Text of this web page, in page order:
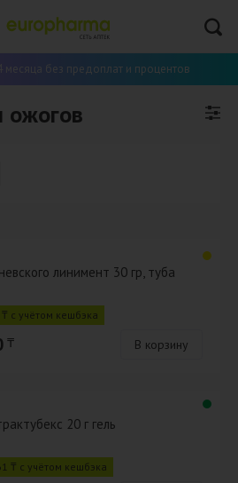
месяца без предоплат и процентов
ожогов
линимент 30 гр, туба
с учётом кешбэка
₸ В корзину
20 г гель
₸ с учётом кешбэка